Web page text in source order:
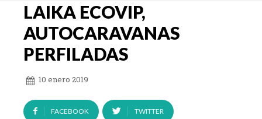
LAIKA ECOVIP,
AUTOCARAVANAS
PERFILADAS
10 enero 2019
FACEBOOK TWITTER